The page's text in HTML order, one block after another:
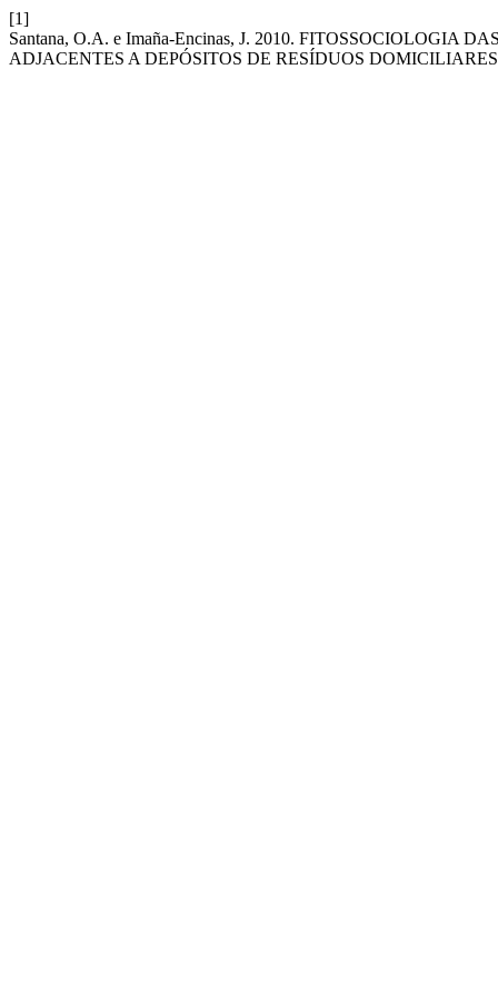
[1]
Santana, O.A. e Imaña-Encinas, J. 2010. FITOSSOCIOLOGIA
ADJACENTES A DEPÓSITOS DE RESÍDUOS